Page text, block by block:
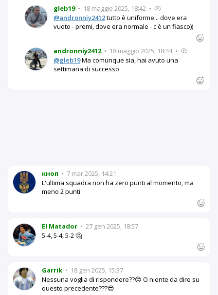
gleb19 • 18 maggio 2025, 18:42 •
@andronniy2412tutto è uniforme... dove era
vuoto - premi, dove era normale - c'è un fiasco))
andronniy2412 • 18 maggio 2025, 18:44 •
@gleb19Ma comunque sia, hai avuto una
settimana di successo
кноп • 7 mar 2025, 14:21
L'ultima squadra non ha zero punti al momento, ma
meno 2 punti
El Matador • 27 gen 2025, 18:57
5-4, 5-4, 5-2 🤔
Garrik • 18 gen 2025, 15:37
Nessuna voglia di rispondere??😔 O niente da dire su
questo precedente???😎